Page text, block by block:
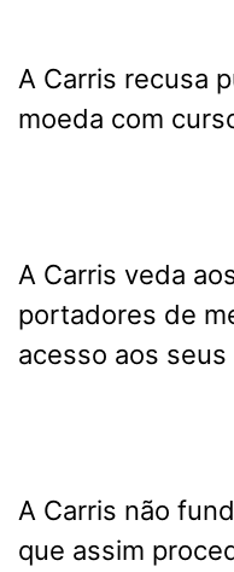
A Carris recusa
moeda com
A Carris veda
portadores de
acesso aos
A Carris não
que assim